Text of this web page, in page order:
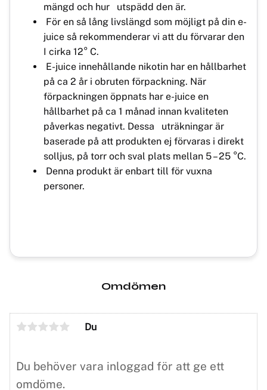
mängd och hur utspädd den är.
För en så lång livslängd som möjligt på din e-
juice så rekommenderar vi att du förvarar den
I cirka 12° C.
E-juice innehållande nikotin har en hållbarhet
på ca 2 år i obruten förpackning. När
förpackningen öppnats har e-juice en
hållbarhet på ca 1 månad innan kvaliteten
påverkas negativt. Dessa uträkningar är
baserade på att produkten ej förvaras i direkt
solljus, på torr och sval plats mellan 5 – 25 °C.
Denna produkt är enbart till för vuxna
personer.
Omdömen
Du